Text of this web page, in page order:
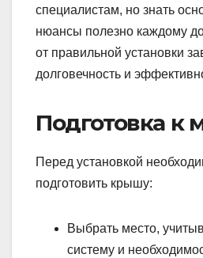
специалистам, но знать
нюансы полезно каждому
от правильной установки
долговечность и
Подготовка к
Перед установкой
подготовить крышу:
Выбрать место,
систему и